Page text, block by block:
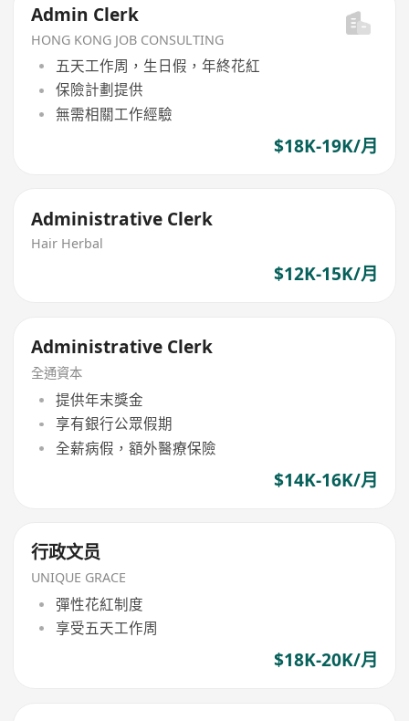
Admin Clerk
HONG KONG JOB CONSULTING
五天工作周，生日假，年終花紅
保險計劃提供
無需相關工作經驗
$18K-19K/月
Administrative Clerk
Hair Herbal
$12K-15K/月
Administrative Clerk
全通資本
提供年末獎金
享有銀行公眾假期
全薪病假，額外醫療保險
$14K-16K/月
行政文员
UNIQUE GRACE
彈性花紅制度
享受五天工作周
$18K-20K/月